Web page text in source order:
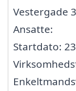
Vestergade
Ansatte:
Startdato: